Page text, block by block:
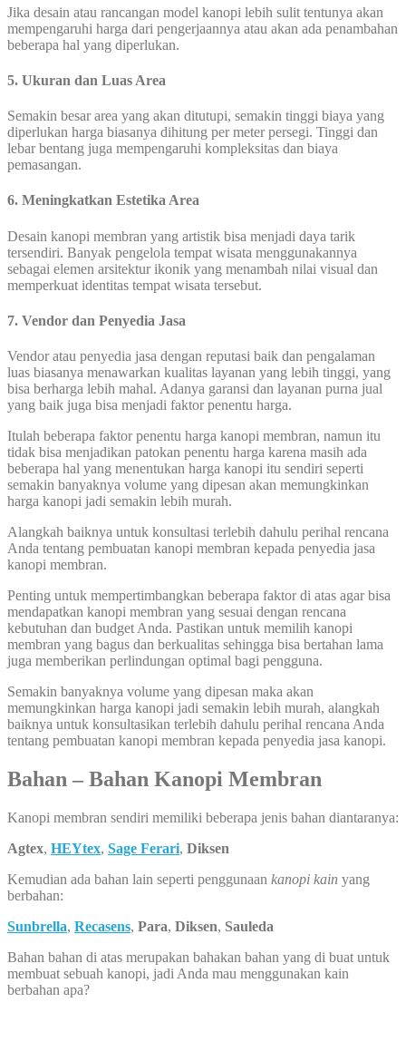
Jika desain atau rancangan model kanopi lebih sulit tentunya akan
mempengaruhi harga dari pengerjaannya atau akan ada penambahan
beberapa hal yang diperlukan.
5. Ukuran dan Luas Area
Semakin besar area yang akan ditutupi, semakin tinggi biaya yang
diperlukan harga biasanya dihitung per meter persegi. Tinggi dan
lebar bentang juga mempengaruhi kompleksitas dan biaya
pemasangan.
6. Meningkatkan Estetika Area
Desain kanopi membran yang artistik bisa menjadi daya tarik
tersendiri. Banyak pengelola tempat wisata menggunakannya
sebagai elemen arsitektur ikonik yang menambah nilai visual dan
memperkuat identitas tempat wisata tersebut.
7. Vendor dan Penyedia Jasa
Vendor atau penyedia jasa dengan reputasi baik dan pengalaman
luas biasanya menawarkan kualitas layanan yang lebih tinggi, yang
bisa berharga lebih mahal. Adanya garansi dan layanan purna jual
yang baik juga bisa menjadi faktor penentu harga.
Itulah beberapa faktor penentu harga kanopi membran, namun itu
tidak bisa menjadikan patokan penentu harga karena masih ada
beberapa hal yang menentukan harga kanopi itu sendiri seperti
semakin banyaknya volume yang dipesan akan memungkinkan
harga kanopi jadi semakin lebih murah.
Alangkah baiknya untuk konsultasi terlebih dahulu perihal rencana
Anda tentang pembuatan kanopi membran kepada penyedia jasa
kanopi membran.
Penting untuk mempertimbangkan beberapa faktor di atas agar bisa
mendapatkan kanopi membran yang sesuai dengan rencana
kebutuhan dan budget Anda. Pastikan untuk memilih kanopi
membran yang bagus dan berkualitas sehingga bisa bertahan lama
juga memberikan perlindungan optimal bagi pengguna.
Semakin banyaknya volume yang dipesan maka akan
memungkinkan harga kanopi jadi semakin lebih murah, alangkah
baiknya untuk konsultasikan terlebih dahulu perihal rencana Anda
tentang pembuatan kanopi membran kepada penyedia jasa kanopi.
Bahan – Bahan Kanopi Membran
Kanopi membran sendiri memiliki beberapa jenis bahan diantaranya:
Agtex, HEYtex, Sage Ferari, Diksen
Kemudian ada bahan lain seperti penggunaan kanopi kain yang
berbahan:
Sunbrella, Recasens, Para, Diksen, Sauleda
Bahan bahan di atas merupakan bahakan bahan yang di buat untuk
membuat sebuah kanopi, jadi Anda mau menggunakan kain
berbahan apa?